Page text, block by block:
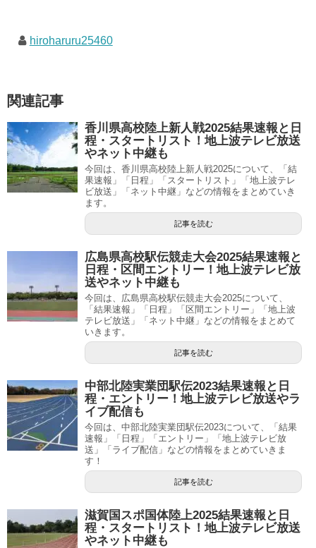
hiroharuru25460
関連記事
香川県高校陸上新人戦2025結果速報と日
程・スタートリスト！地上波テレビ放送
やネット中継も
今回は、香川県高校陸上新人戦2025について、「結
果速報」「日程」「スタートリスト」「地上波テレ
ビ放送」「ネット中継」などの情報をまとめていき
ます。
記事を読む
広島県高校駅伝競走大会2025結果速報と
日程・区間エントリー！地上波テレビ放
送やネット中継も
今回は、広島県高校駅伝競走大会2025について、
「結果速報」「日程」「区間エントリー」「地上波
テレビ放送」「ネット中継」などの情報をまとめて
いきます。
記事を読む
中部北陸実業団駅伝2023結果速報と日
程・エントリー！地上波テレビ放送やラ
イブ配信も
今回は、中部北陸実業団駅伝2023について、「結果
速報」「日程」「エントリー」「地上波テレビ放
送」「ライブ配信」などの情報をまとめていきま
す！
記事を読む
滋賀国スポ国体陸上2025結果速報と日
程・スタートリスト！地上波テレビ放送
やネット中継も